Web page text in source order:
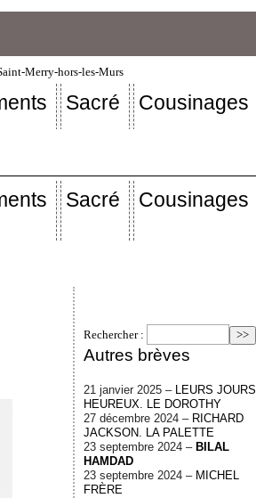
Merry-hors-les-Murs
Sacré Cousinages
Sacré Cousinages
Rechercher :
Autres brèves
21 janvier 2025 – LEURS JOURS
HEUREUX. LE DOROTHY
27 décembre 2024 – RICHARD
JACKSON. LA PALETTE
23 septembre 2024 – BILAL
HAMDAD
23 septembre 2024 – MICHEL
FRÈRE